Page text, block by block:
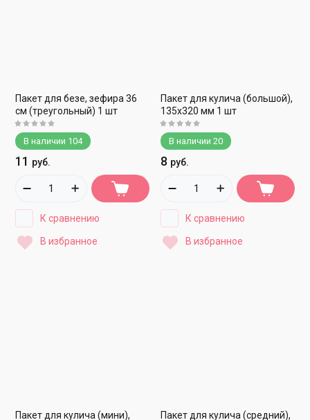
Пакет для безе, зефира 36
см (треугольный) 1 шт
В наличии 104
11 руб.
К сравнению
В избранное
Пакет для кулича (большой),
135х320 мм 1 шт
В наличии 20
8 руб.
К сравнению
В избранное
Пакет для кулича (мини),
Пакет для кулича (средний),